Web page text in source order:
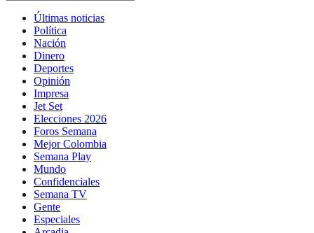
Últimas noticias
Política
Nación
Dinero
Deportes
Opinión
Impresa
Jet Set
Elecciones 2026
Foros Semana
Mejor Colombia
Semana Play
Mundo
Confidenciales
Semana TV
Gente
Especiales